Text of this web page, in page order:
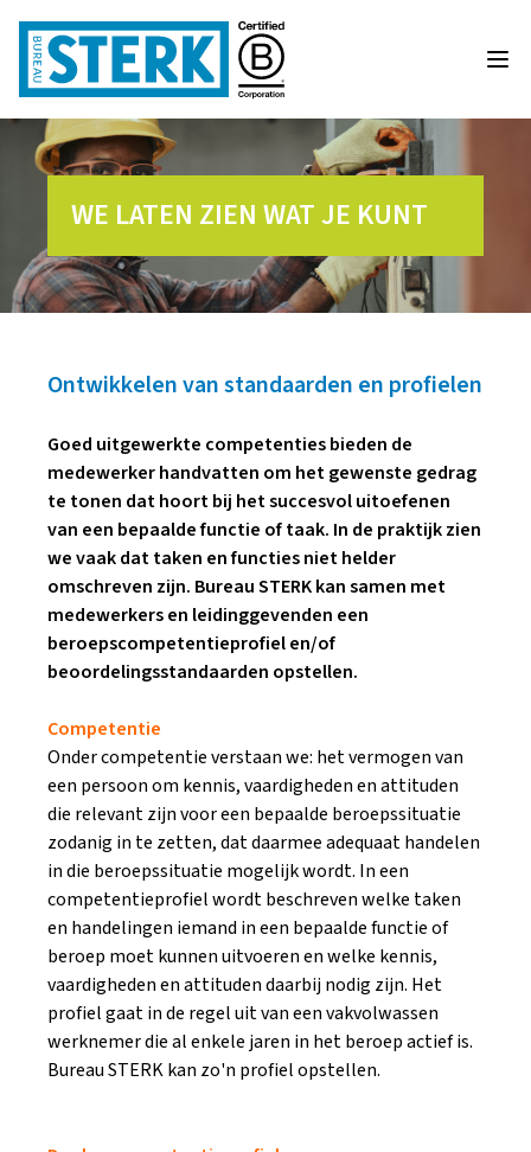
WE LATEN ZIEN WAT JE KUNT
Ontwikkelen van standaarden en profielen
Goed uitgewerkte competenties bieden de
medewerker handvatten om het gewenste gedrag
te tonen dat hoort bij het succesvol uitoefenen
van een bepaalde functie of taak. In de praktijk zien
we vaak dat taken en functies niet helder
omschreven zijn. Bureau STERK kan samen met
medewerkers en leidinggevenden een
beroepscompetentieprofiel en/of
beoordelingsstandaarden opstellen.
Competentie
Onder competentie verstaan we: het vermogen van
een persoon om kennis, vaardigheden en attituden
die relevant zijn voor een bepaalde beroepssituatie
zodanig in te zetten, dat daarmee adequaat handelen
in die beroepssituatie mogelijk wordt. In een
competentieprofiel wordt beschreven welke taken
en handelingen iemand in een bepaalde functie of
beroep moet kunnen uitvoeren en welke kennis,
vaardigheden en attituden daarbij nodig zijn. Het
profiel gaat in de regel uit van een vakvolwassen
werknemer die al enkele jaren in het beroep actief is.
Bureau STERK kan zo'n profiel opstellen.